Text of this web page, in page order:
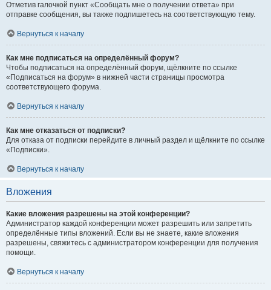
Отметив галочкой пункт «Сообщать мне о получении ответа» при
отправке сообщения, вы также подпишетесь на соответствующую тему.
Вернуться к началу
Как мне подписаться на определённый форум?
Чтобы подписаться на определённый форум, щёлкните по ссылке
«Подписаться на форум» в нижней части страницы просмотра
соответствующего форума.
Вернуться к началу
Как мне отказаться от подписки?
Для отказа от подписки перейдите в личный раздел и щёлкните по ссылке
«Подписки».
Вернуться к началу
Вложения
Какие вложения разрешены на этой конференции?
Администратор каждой конференции может разрешить или запретить
определённые типы вложений. Если вы не знаете, какие вложения
разрешены, свяжитесь с администратором конференции для получения
помощи.
Вернуться к началу